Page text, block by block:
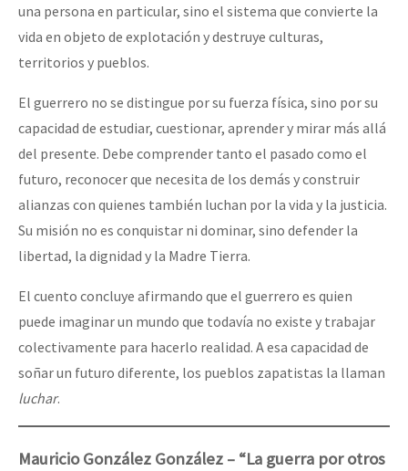
una persona en particular, sino el sistema que convierte la
vida en objeto de explotación y destruye culturas,
territorios y pueblos.
El guerrero no se distingue por su fuerza física, sino por su
capacidad de estudiar, cuestionar, aprender y mirar más allá
del presente. Debe comprender tanto el pasado como el
futuro, reconocer que necesita de los demás y construir
alianzas con quienes también luchan por la vida y la justicia.
Su misión no es conquistar ni dominar, sino defender la
libertad, la dignidad y la Madre Tierra.
El cuento concluye afirmando que el guerrero es quien
puede imaginar un mundo que todavía no existe y trabajar
colectivamente para hacerlo realidad. A esa capacidad de
soñar un futuro diferente, los pueblos zapatistas la llaman
luchar.
Mauricio González González – “La guerra por otros